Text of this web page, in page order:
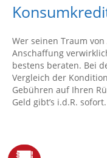
Wer seinen Traum
Anschaffung
bestens beraten. Bei
Vergleich der
Gebühren auf Ihren
Geld gibt’s i.d.R. sofort.